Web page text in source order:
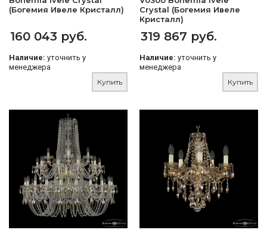
(Богемия Ивеле Кристалл)
160 043 руб.
Наличие: уточнить у
менеджера
Купить
Crystal (Богемия Ивеле
Кристалл)
319 867 руб.
Наличие: уточнить у
менеджера
Купить